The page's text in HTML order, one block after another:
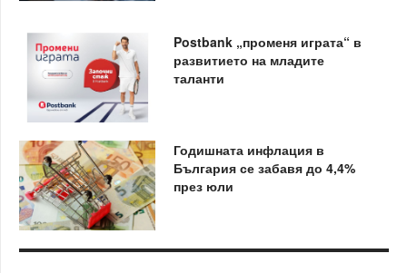
Postbank „променя играта“ в
развитието на младите
таланти
Годишната инфлация в
България се забавя до 4,4%
през юли